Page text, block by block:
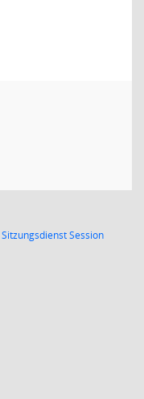
SitzungsdienstSession(Wird in